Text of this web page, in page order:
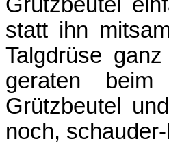
statt ihn
Talgdrüse
geraten
Grützbeutel
noch,